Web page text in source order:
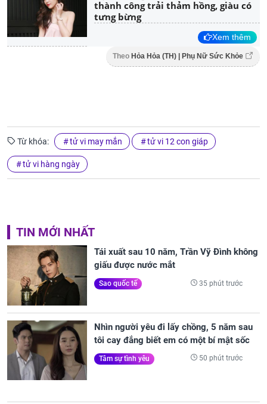
thành công trải thảm hồng, giàu có
tưng bừng
Xem thêm
Theo Hỏa Hỏa (TH) | Phụ Nữ Sức Khỏe
Từ khóa: tử vi may mắn tử vi 12 con giáp
tử vi hàng ngày
TIN MỚI NHẤT
Tái xuất sau 10 năm, Trần Vỹ Đình không
giấu được nước mắt
Sao quốc tế 35 phút trước
Nhìn người yêu đi lấy chồng, 5 năm sau
tôi cay đắng biết em có một bí mật sốc
Tâm sự tình yêu 50 phút trước